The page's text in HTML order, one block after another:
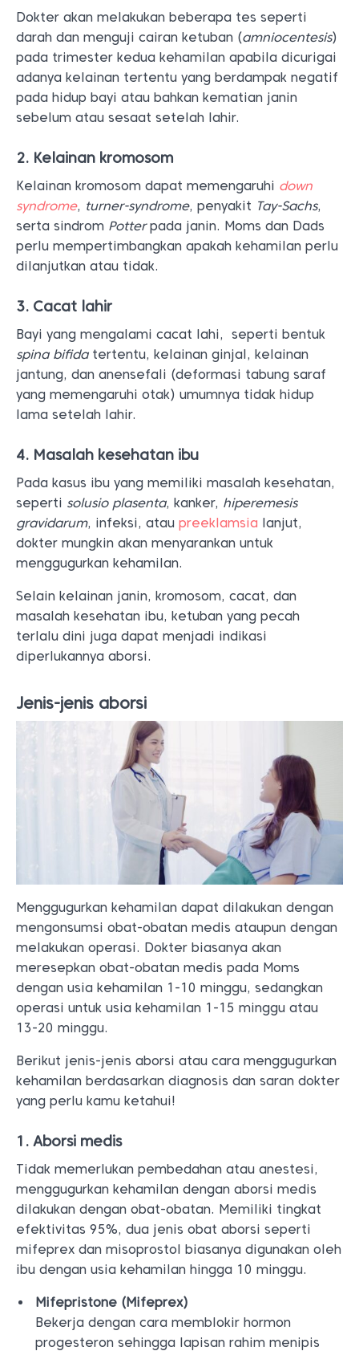
Dokter akan melakukan beberapa tes seperti
darah dan menguji cairan ketuban (amniocentesis)
pada trimester kedua kehamilan apabila dicurigai
adanya kelainan tertentu yang berdampak negatif
pada hidup bayi atau bahkan kematian janin
sebelum atau sesaat setelah lahir.
2. Kelainan kromosom
Kelainan kromosom dapat memengaruhi down
syndrome, turner-syndrome, penyakit Tay-Sachs,
serta sindrom Potterpada janin. Moms dan Dads
perlu mempertimbangkan apakah kehamilan perlu
dilanjutkan atau tidak.
3. Cacat lahir
Bayi yang mengalami cacat lahi, seperti bentuk
spina bifidatertentu, kelainan ginjal, kelainan
jantung, dan anensefali (deformasi tabung saraf
yang memengaruhi otak) umumnya tidak hidup
lama setelah lahir.
4. Masalah kesehatan ibu
Pada kasus ibu yang memiliki masalah kesehatan,
seperti solusio plasenta, kanker, hiperemesis
gravidarum, infeksi, atau preeklamsia lanjut,
dokter mungkin akan menyarankan untuk
menggugurkan kehamilan.
Selain kelainan janin, kromosom, cacat, dan
masalah kesehatan ibu, ketuban yang pecah
terlalu dini juga dapat menjadi indikasi
diperlukannya aborsi.
Jenis-jenis aborsi
Menggugurkan kehamilan dapat dilakukan dengan
mengonsumsi obat-obatan medis ataupun dengan
melakukan operasi. Dokter biasanya akan
meresepkan obat-obatan medis pada Moms
dengan usia kehamilan 1-10 minggu, sedangkan
operasi untuk usia kehamilan 1-15 minggu atau
13-20 minggu.
Berikut jenis-jenis aborsi atau cara menggugurkan
kehamilan berdasarkan diagnosis dan saran dokter
yang perlu kamu ketahui!
1. Aborsi medis
Tidak memerlukan pembedahan atau anestesi,
menggugurkan kehamilan dengan aborsi medis
dilakukan dengan obat-obatan. Memiliki tingkat
efektivitas 95%, dua jenis obat aborsi seperti
mifeprex dan misoprostol biasanya digunakan oleh
ibu dengan usia kehamilan hingga 10 minggu.
Mifepristone (Mifeprex)
Bekerja dengan cara memblokir hormon
progesteron sehingga lapisan rahim menipis